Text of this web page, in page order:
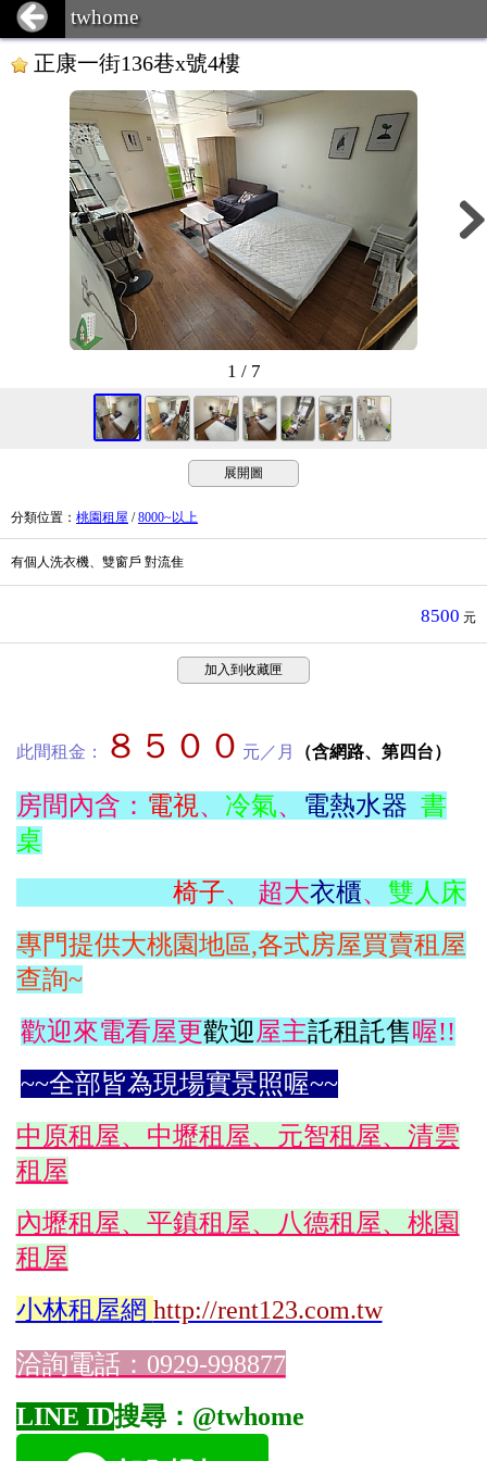
twhome
正康一街136巷x號4樓
1 / 7
展開圖
分類位置 ： 桃園租屋 /8000~以上
有個人洗衣機、雙窗戶 對流隹
8500 元
加入到收藏匣
此間租金： ８５００ 元／月 （含網路、第四台）
房間內含： 電視、 冷氣、 電熱水器 書
桌
椅子、 超大衣櫃、 雙人床
專門提供大桃園地區,各式房屋買賣租屋
查詢~
歡迎來電看屋更歡迎屋主託租託售喔!!
~~全部皆為現場實景照喔~~
中原租屋、中壢租屋、元智租屋、清雲
租屋
內壢租屋、平鎮租屋、八德租屋、桃園
租屋
小林租屋網 http://rent123.com.tw
洽詢電話：0929-998877
LINE ID搜尋：@twhome